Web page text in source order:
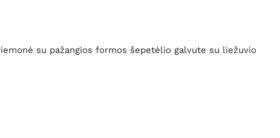
su pažangios formos šepetėlio galvute su liežuvio